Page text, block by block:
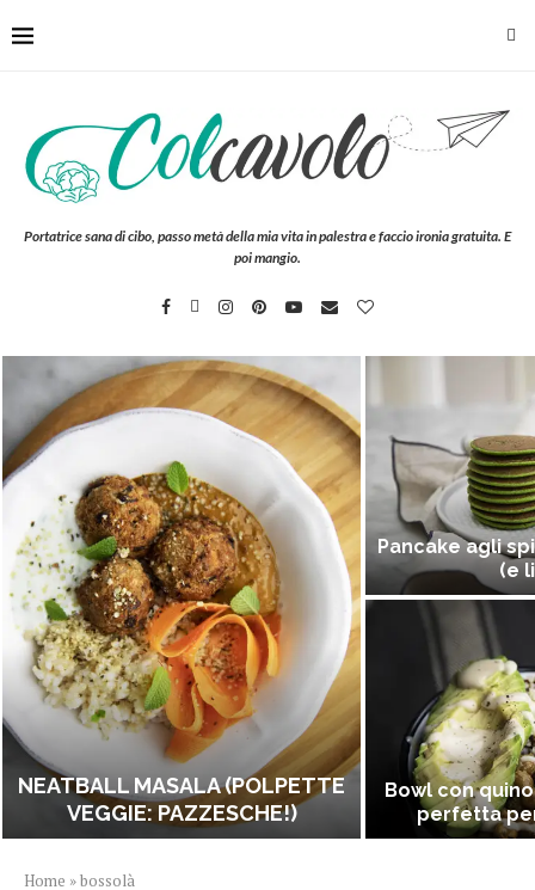
Portatrice sana di cibo, passo metà della mia vita in palestra e faccio ironia gratuita. E
poi mangio.
NEATBALL MASALA (POLPETTE
VEGGIE: PAZZESCHE!)
Pancake agli
(e
Bowl con
perfetta
Home »bossolà